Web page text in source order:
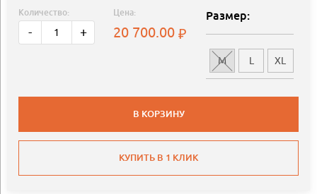
Количество:
- +
Цена:
20 700.00
Размер:
M L XL
В КОРЗИНУ
КУПИТЬ В 1 КЛИК